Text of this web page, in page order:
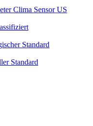
Clima Sensor US
Standard
Standard